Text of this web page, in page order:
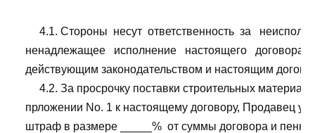
4.1. Стороны  несут  ответственность  за
ненадлежащее   исполнение   настоящего   договора
действующим законодательством и настоящим
4.2. За просрочку поставки строительных
прложении Nо. 1 к настоящему договору, Продавец
штраф в размере _____%  от суммы договора и пеню